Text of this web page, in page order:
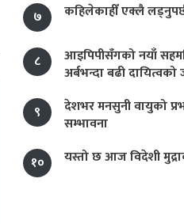
७ कहिलेकाहीँ एक्लै
८
आइपिपीसँगको नयाँ
अर्बभन्दा बढी
९
देशभर मनसुनी वायुको
सम्भावना
१०
यस्तो छ आज विदेशी